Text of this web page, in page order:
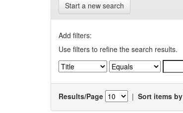
Start a new search
Add filters:
Use filters to refine the search results.
Results/Page | Sort items by